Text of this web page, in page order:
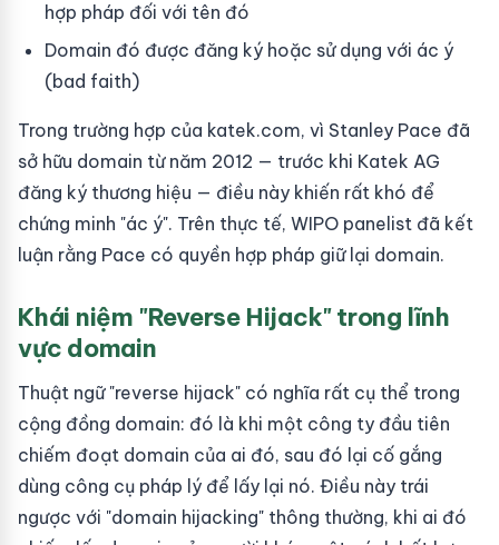
hợp pháp đối với tên đó
Domain đó được đăng ký hoặc sử dụng với ác ý
(bad faith)
Trong trường hợp của katek.com, vì Stanley Pace đã
sở hữu domain từ năm 2012 — trước khi Katek AG
đăng ký thương hiệu — điều này khiến rất khó để
chứng minh "ác ý". Trên thực tế, WIPO panelist đã kết
luận rằng Pace có quyền hợp pháp giữ lại domain.
Khái niệm "Reverse Hijack" trong lĩnh
vực domain
Thuật ngữ "reverse hijack" có nghĩa rất cụ thể trong
cộng đồng domain: đó là khi một công ty đầu tiên
chiếm đoạt domain của ai đó, sau đó lại cố gắng
dùng công cụ pháp lý để lấy lại nó. Điều này trái
ngược với "domain hijacking" thông thường, khi ai đó